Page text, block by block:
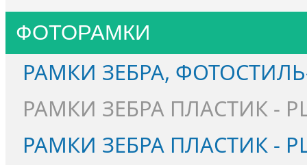
ФОТОРАМКИ
РАМКИ ЗЕБРА,
РАМКИ ЗЕБРА ПЛАСТИК -
РАМКИ ЗЕБРА ПЛАСТИК -